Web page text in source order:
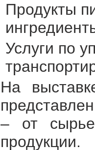
Продукты
Услуги по
На
– от
продукции.